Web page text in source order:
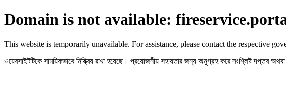
Domain is not available:
This website is temporarily unavailable. For assistance, please contact the respective
ওয়েবসাইটটিকে সাময়িকভাবে নিষ্ক্রিয় রাখা হয়েছে। প্রয়োজনীয় সহায়তার জন্য অনুগ্রহ করে সংশ্লিষ্ট দপ্তর